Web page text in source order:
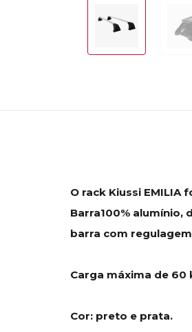
O rack Kiussi
Barra100%
barra com
Carga máxima de 60
Cor: preto e prata.